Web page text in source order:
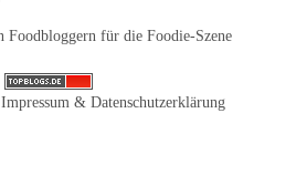
Impressum & Datenschutzerklärung